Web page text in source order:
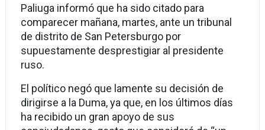
Paliuga informó que ha sido citado para
comparecer mañana, martes, ante un tribunal
de distrito de San Petersburgo por
supuestamente desprestigiar al presidente
ruso.
El político negó que lamente su decisión de
dirigirse a la Duma, ya que, en los últimos días
ha recibido un gran apoyo de sus